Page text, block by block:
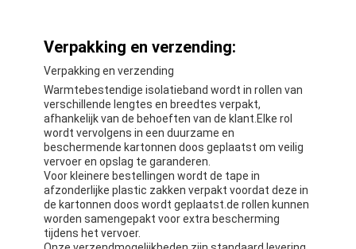
Verpakking en verzending:
Verpakking en verzending
Warmtebestendige isolatieband wordt in rollen van
verschillende lengtes en breedtes verpakt,
afhankelijk van de behoeften van de klant.Elke rol
wordt vervolgens in een duurzame en
beschermende kartonnen doos geplaatst om veilig
vervoer en opslag te garanderen.
Voor kleinere bestellingen wordt de tape in
afzonderlijke plastic zakken verpakt voordat deze in
de kartonnen doos wordt geplaatst.de rollen kunnen
worden samengepakt voor extra bescherming
tijdens het vervoer.